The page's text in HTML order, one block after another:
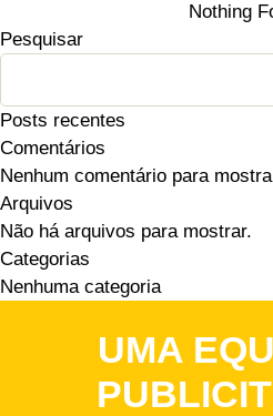
Nothing
Pesquisar
Posts recentes
Comentários
Nenhum comentário para
Arquivos
Não há arquivos para mostrar.
Categorias
Nenhuma categoria
UMA